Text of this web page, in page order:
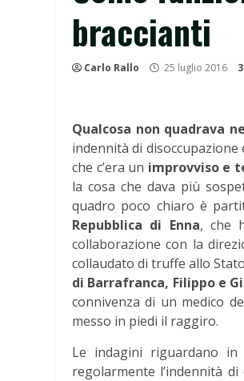
braccianti
Carlo Rallo 25 luglio 2016
Qualcosa non quadrava
indennità di
che c’era un improvviso e
la cosa che dava più
quadro poco chiaro è
Repubblica di Enna, che
collaborazione con la
collaudato di truffe allo
di Barrafranca, Filippo e
connivenza di un medico
messo in piedi il raggiro.
Le indagini riguardano in
regolarmente l’indennità di